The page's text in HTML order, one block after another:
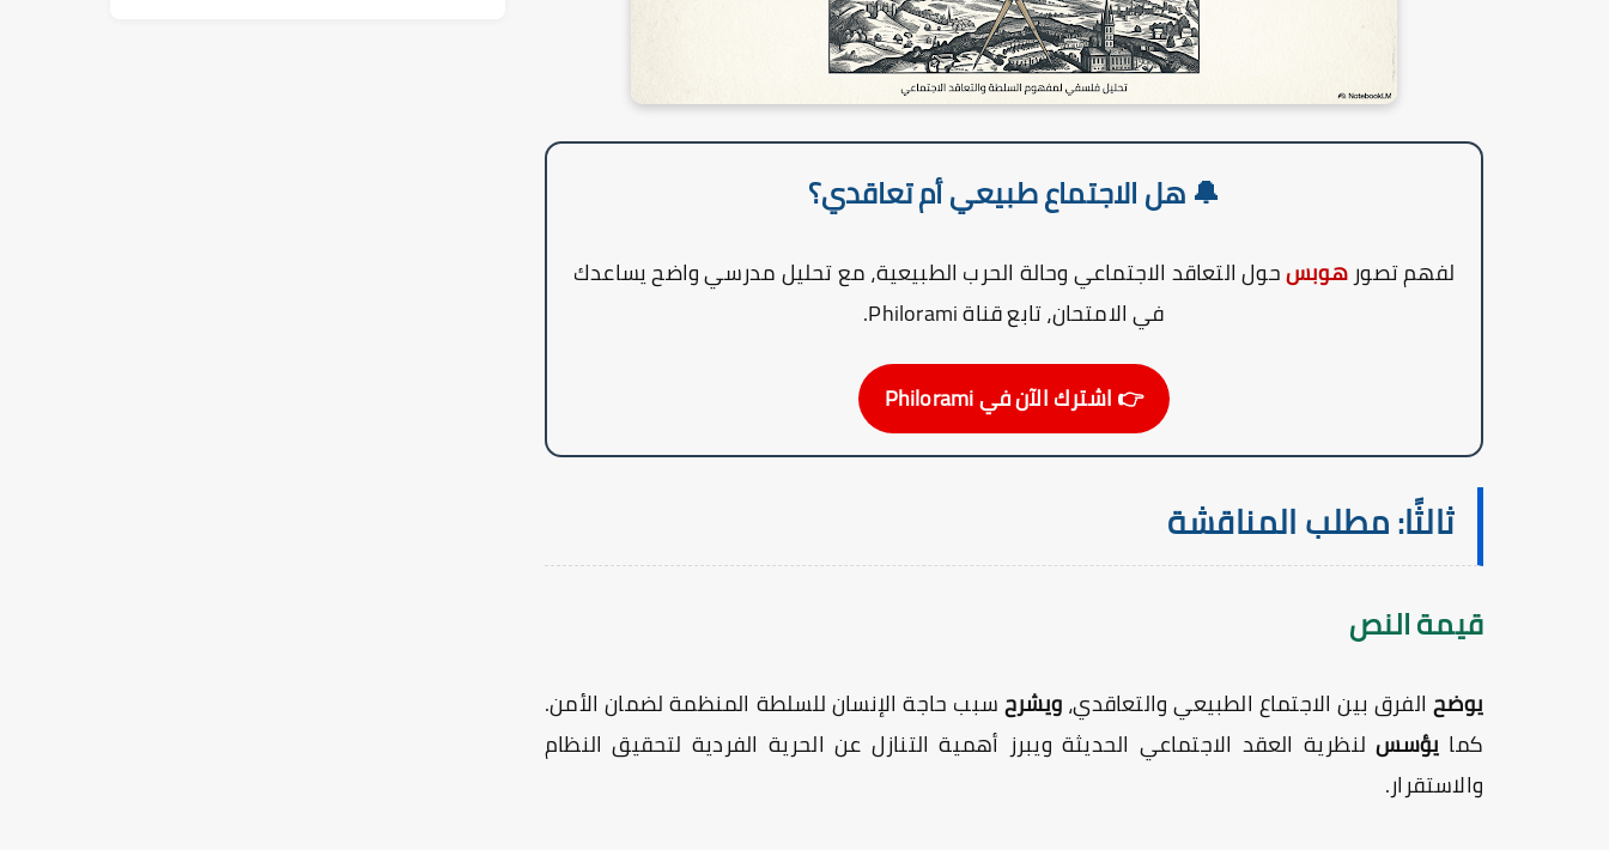
🔔 هل الاجتماع طبيعي أم تعاقدي؟
لفهم تصورهوبسحول التعاقد الاجتماعي وحالة الحرب الطبيعية، مع تحليل مدرسي واضح يساعدك
في الامتحان، تابع قناةPhilorami
.
👉 اشترك الآن في Philorami
ثالثًا: مطلب المناقشة
قيمة النص
يوضح الفرق بين الاجتماع الطبيعي والتعاقدي،ويشرحسبب حاجة الإنسان للسلطة المنظمة لضمان الأمن.
كما يؤسس لنظرية العقد الاجتماعي الحديثة ويبرز أهمية التنازل عن الحرية الفردية لتحقيق النظام
والاستقرار.